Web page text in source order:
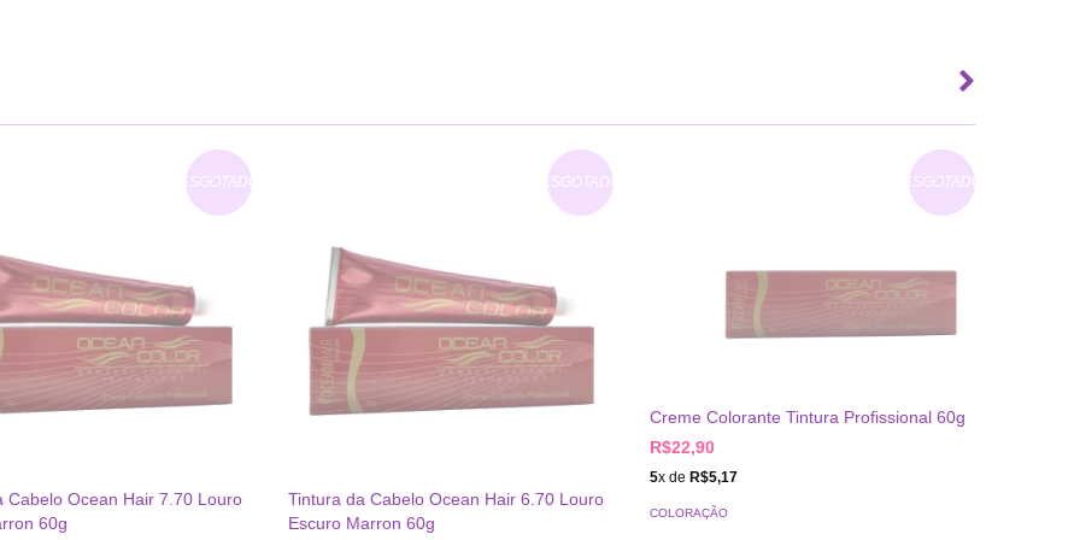
ESGOTADO
Cabelo Ocean Hair 7.70 Louro
60g
ESGOTADO
Tintura da Cabelo Ocean Hair 6.70 Louro
Escuro Marron 60g
ESGOTADO
Creme Colorante Tintura Profissional 60g
R$22,90
5x de R$5,17
COLORAÇÃO